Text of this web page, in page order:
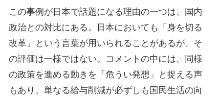
この事例が日本で話題になる理由の一つは、国内
政治との対比にある。日本においても「身を切る
改革」という言葉が用いられることがあるが、そ
の評価は一様ではない。コメントの中には、同様
の政策を進める動きを「危うい発想」と捉える声
もあり、単なる給与削減が必ずしも国民生活の向